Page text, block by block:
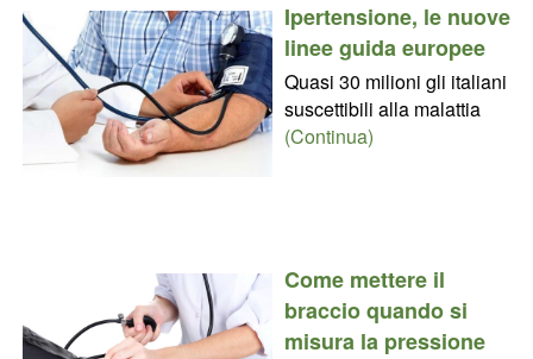
Ipertensione, le nuove
linee guida europee
Quasi 30 milioni gli italiani
suscettibili alla malattia
(Continua)
Come mettere il
braccio quando si
misura la pressione